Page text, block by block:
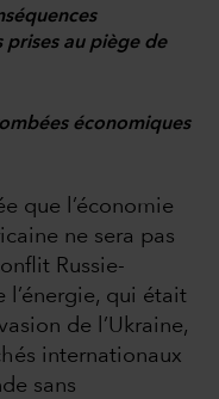
au piège de
économiques
que l’économie
ne sera pas
Russie-
l’énergie, qui était
de l’Ukraine,
internationaux
sans